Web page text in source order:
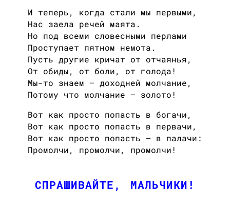
И теперь, когда стали мы первыми,
Нас заела речей маята.
Но под всеми словесными перлами
Проступает пятном немота.
Пусть другие кричат от отчаянья,
От обиды, от боли, от голода!
Мы-то знаем — доходней молчание,
Потому что молчание — золото!
Вот как просто попасть в богачи,
Вот как просто попасть в первачи,
Вот как просто попасть — в палачи:
Промолчи, промолчи, промолчи!
СПРАШИВАЙТЕ, МАЛЬЧИКИ!